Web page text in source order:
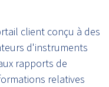
client conçu à des
d'instruments
rapports de
relatives